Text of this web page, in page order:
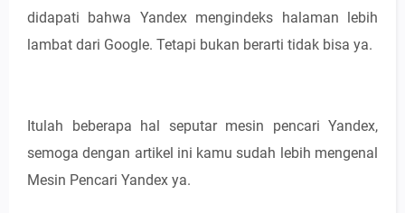
didapati bahwa Yandex mengindeks halaman lebih
lambat dari Google. Tetapi bukan berarti tidak bisa ya.
Itulah beberapa hal seputar mesin pencari Yandex,
semoga dengan artikel ini kamu sudah lebih mengenal
Mesin Pencari Yandex ya.